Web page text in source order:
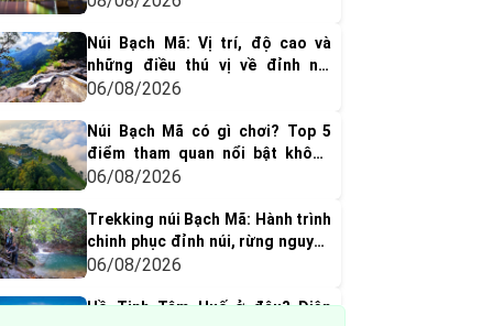
Núi Bạch Mã: Vị trí, độ cao và
những điều thú vị về đỉnh núi
huyền thoại xứ Huế
06/08/2026
Núi Bạch Mã có gì chơi? Top 5
điểm tham quan nổi bật không
thể bỏ qua
06/08/2026
Trekking núi Bạch Mã: Hành trình
chinh phục đỉnh núi, rừng nguyên
sinh & thác nước tuyệt đẹp
06/08/2026
Hồ Tịnh Tâm Huế ở đâu? Diện